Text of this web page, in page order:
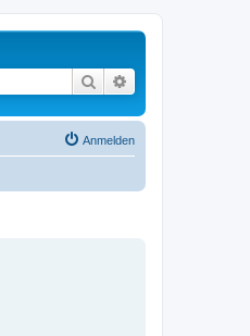
Suche
Anmelden